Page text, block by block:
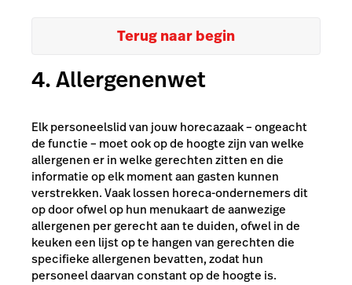
Terug naar begin
4. Allergenenwet
Elk personeelslid van jouw horecazaak – ongeacht
de functie – moet ook op de hoogte zijn van welke
allergenen er in welke gerechten zitten en die
informatie op elk moment aan gasten kunnen
verstrekken. Vaak lossen horeca-ondernemers dit
op door ofwel op hun menukaart de aanwezige
allergenen per gerecht aan te duiden, ofwel in de
keuken een lijst op te hangen van gerechten die
specifieke allergenen bevatten, zodat hun
personeel daarvan constant op de hoogte is.